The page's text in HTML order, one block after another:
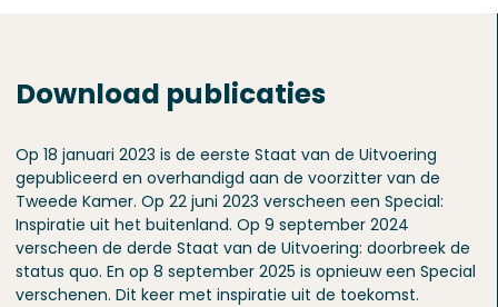
Download publicaties
Op 18 januari 2023 is de eerste Staat van de Uitvoering
gepubliceerd en overhandigd aan de voorzitter van de
Tweede Kamer. Op 22 juni 2023 verscheen een Special:
Inspiratie uit het buitenland. Op 9 september 2024
verscheen de derde Staat van de Uitvoering: doorbreek de
status quo. En op 8 september 2025 is opnieuw een Special
verschenen. Dit keer met inspiratie uit de toekomst.